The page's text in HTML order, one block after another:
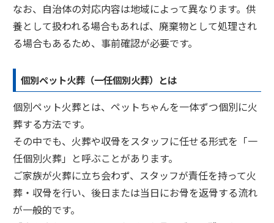
なお、自治体の対応内容は地域によって異なります。供
養として扱われる場合もあれば、廃棄物として処理され
る場合もあるため、事前確認が必要です。
個別ペット火葬（一任個別火葬）とは
個別ペット火葬とは、ペットちゃんを一体ずつ個別に火
葬する方法です。
その中でも、火葬や収骨をスタッフに任せる形式を「一
任個別火葬」と呼ぶことがあります。
ご家族が火葬に立ち会わず、スタッフが責任を持って火
葬・収骨を行い、後日または当日にお骨を返骨する流れ
が一般的です。